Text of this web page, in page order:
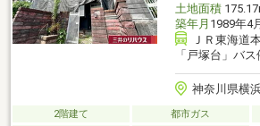
土地面積
築年月 1989年4
ＪＲ東海道
「戸塚台」バ
神奈川県横
2階建て 都市ガス